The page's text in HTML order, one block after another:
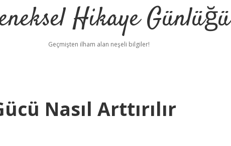
Hikaye Günlüğü
Geçmişten ilham alan neşeli bilgiler!
Nasıl Arttırılır